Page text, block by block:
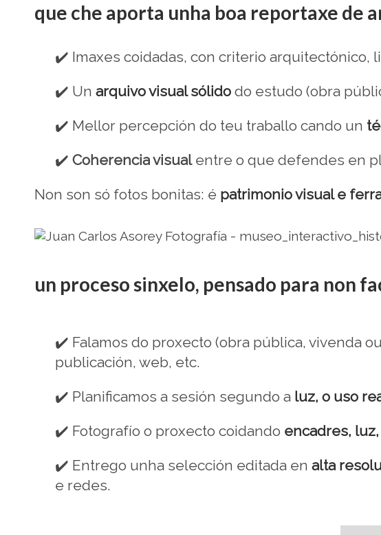
que che aporta unha boa reportaxe de
✔️ Imaxes coidadas, con criterio arquitectónico,
✔️ Un arquivo visual sólido do estudo (obra
✔️ Mellor percepción do teu traballo cando un
✔️ Coherencia visualentre o que defendes en
Non son só fotos bonitas: é patrimonio visual e
un proceso sinxelo, pensado para non
✔️ Falamos do proxecto (obra pública, vivenda
publicación, web, etc.
✔️ Planificamos a sesión segundo a luz, o uso
✔️ Fotografío o proxecto coidando encadres,
✔️ Entrego unha selección editada en alta
e redes.